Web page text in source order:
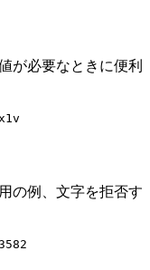
が必要なときに便利
の例、文字を拒否す